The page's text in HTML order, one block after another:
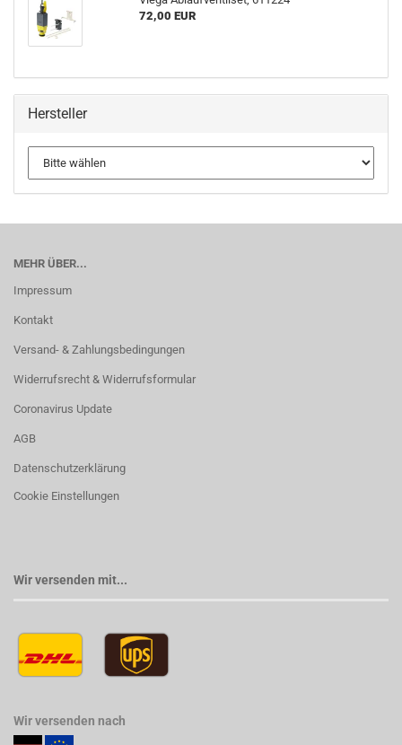
72,00 EUR
Hersteller
MEHR ÜBER...
Impressum
Kontakt
Versand- & Zahlungsbedingungen
Widerrufsrecht & Widerrufsformular
Coronavirus Update
AGB
Datenschutzerklärung
Cookie Einstellungen
Wir versenden mit...
Wir versenden nach